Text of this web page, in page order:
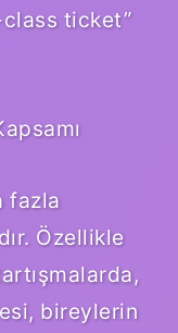
ticket”
fazla
Özellikle
bireylerin